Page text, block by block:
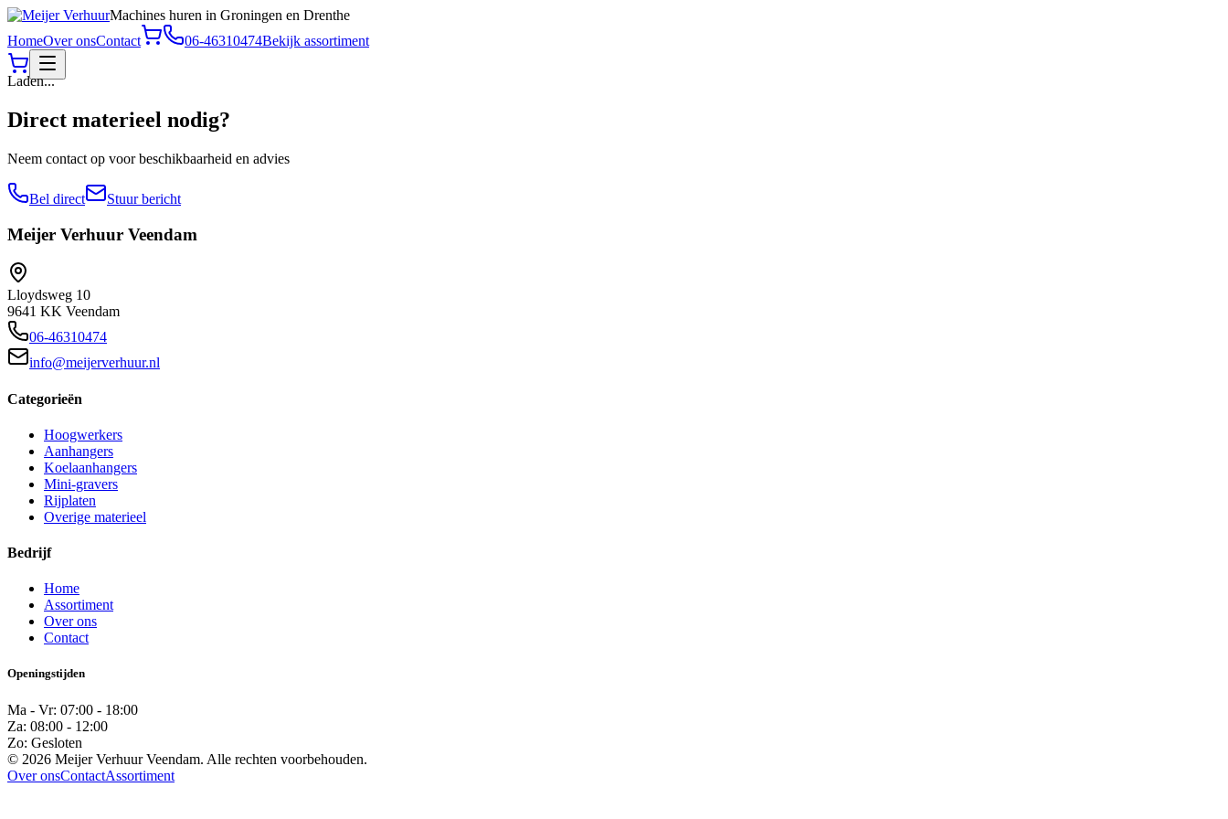
Machines huren in Groningen en Drenthe
HomeOver onsContact 06-46310474Bekijk assortiment
Laden...
Direct materieel nodig?
Neem contact op voor beschikbaarheid en advies
Bel direct Stuur bericht
Meijer Verhuur Veendam
Lloydsweg 10
9641 KK Veendam
06-46310474
info@meijerverhuur.nl
Categorieën
Hoogwerkers
Aanhangers
Koelaanhangers
Mini-gravers
Rijplaten
Overige materieel
Bedrijf
Home
Assortiment
Over ons
Contact
Openingstijden
Ma - Vr: 07:00 - 18:00
Za: 08:00 - 12:00
Zo: Gesloten
© 2026 Meijer Verhuur Veendam. Alle rechten voorbehouden.
Over onsContactAssortiment